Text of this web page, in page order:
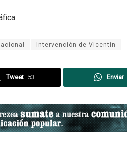
Intervención de Vicentin
Tweet 53 Enviar